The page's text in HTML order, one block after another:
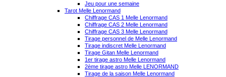
Jeu pour une semaine
Tarot Melle Lenormand
Chiffrage CAS 1 Melle Lenormand
Chiffrage CAS 2 Melle Lenormand
Chiffrage CAS 3 Melle Lenormand
Tirage personnel de Melle Lenormand
Tirage indiscret Melle Lenormand
Tirage Gitan Melle Lenormand
1er tirage astro Melle Lenormand
2ème tirage astro Melle LENORMAND
Tirage de la saison Melle Lenormand